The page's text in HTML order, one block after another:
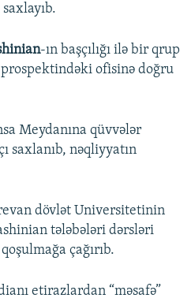
-ın başçılığı ilə bir qrup
ofisinə doğru
Meydanına qüvvələr
saxlanıb, nəqliyyatın
dövlət Universitetinin
tələbələri dərsləri
çağırıb.
etirazlardan “məsafə”